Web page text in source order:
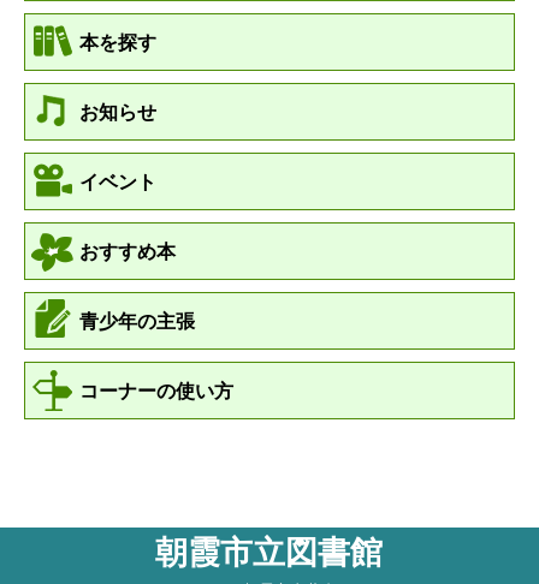
本を探す
お知らせ
イベント
おすすめ本
青少年の主張
コーナーの使い方
朝霞市立図書館